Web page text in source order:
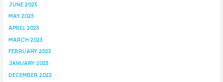
JUNE 2023
MAY 2023
APRIL 2023
MARCH 2023
FEBRUARY 2023
JANUARY 2023
DECEMBER 2022